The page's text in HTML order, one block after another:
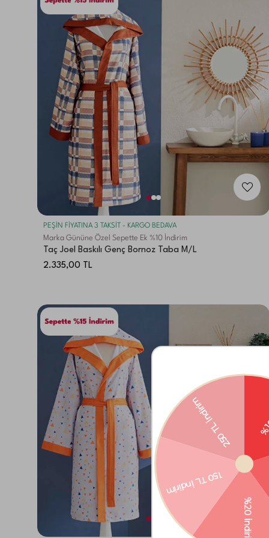
PEŞİN FİYATINA 3 TAKSİT - KARGO BEDAVA
Marka Gününe Özel Sepette Ek %10 İndirim
Taç Joel Baskılı Genç Bornoz Taba M/L
2.335,00 TL